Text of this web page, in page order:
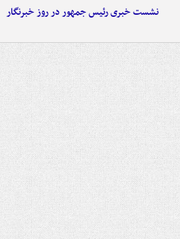
نشست خبری رئیس جمهور در روز خبرنگار